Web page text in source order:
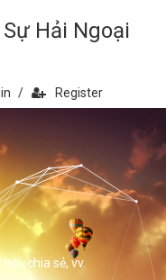
Hải Ngoại
/ Register
chia sẻ, vv.